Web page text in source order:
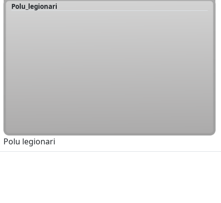
Polu_legionari
Polu legionari